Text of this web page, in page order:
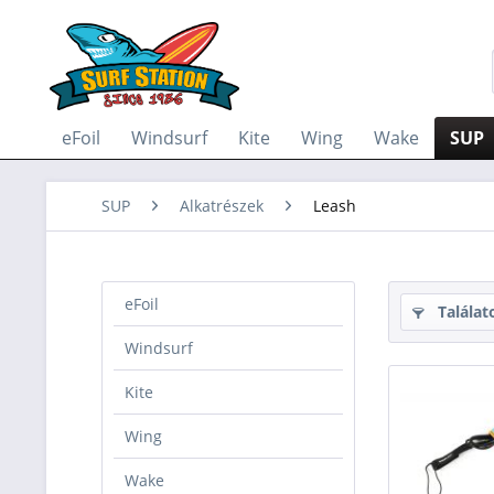
eFoil Windsurf Kite Wing Wake SUP
SUP Alkatrészek Leash
eFoil
Windsurf
Kite
Wing
Wake